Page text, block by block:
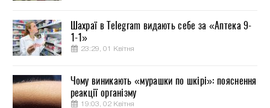
Шахраї в Telegram видають себе за «Аптека 9-
1-1»
23:29, 01 Квітня
Чому виникають «мурашки по шкірі»: пояснення
реакції організму
19:03, 02 Квітня